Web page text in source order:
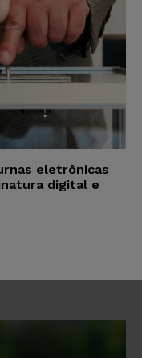
eletrônicas
digital e